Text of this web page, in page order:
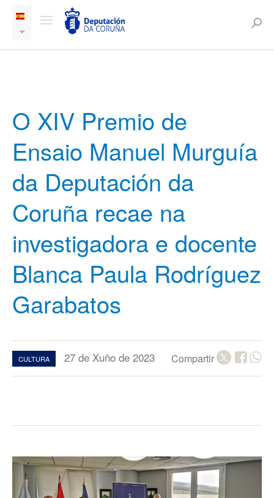
O XIV Premio de
Ensaio Manuel Murguía
da Deputación da
Coruña recae na
investigadora e docente
Blanca Paula Rodríguez
Garabatos
CULTURA 27 de Xuño de 2023 Compartir